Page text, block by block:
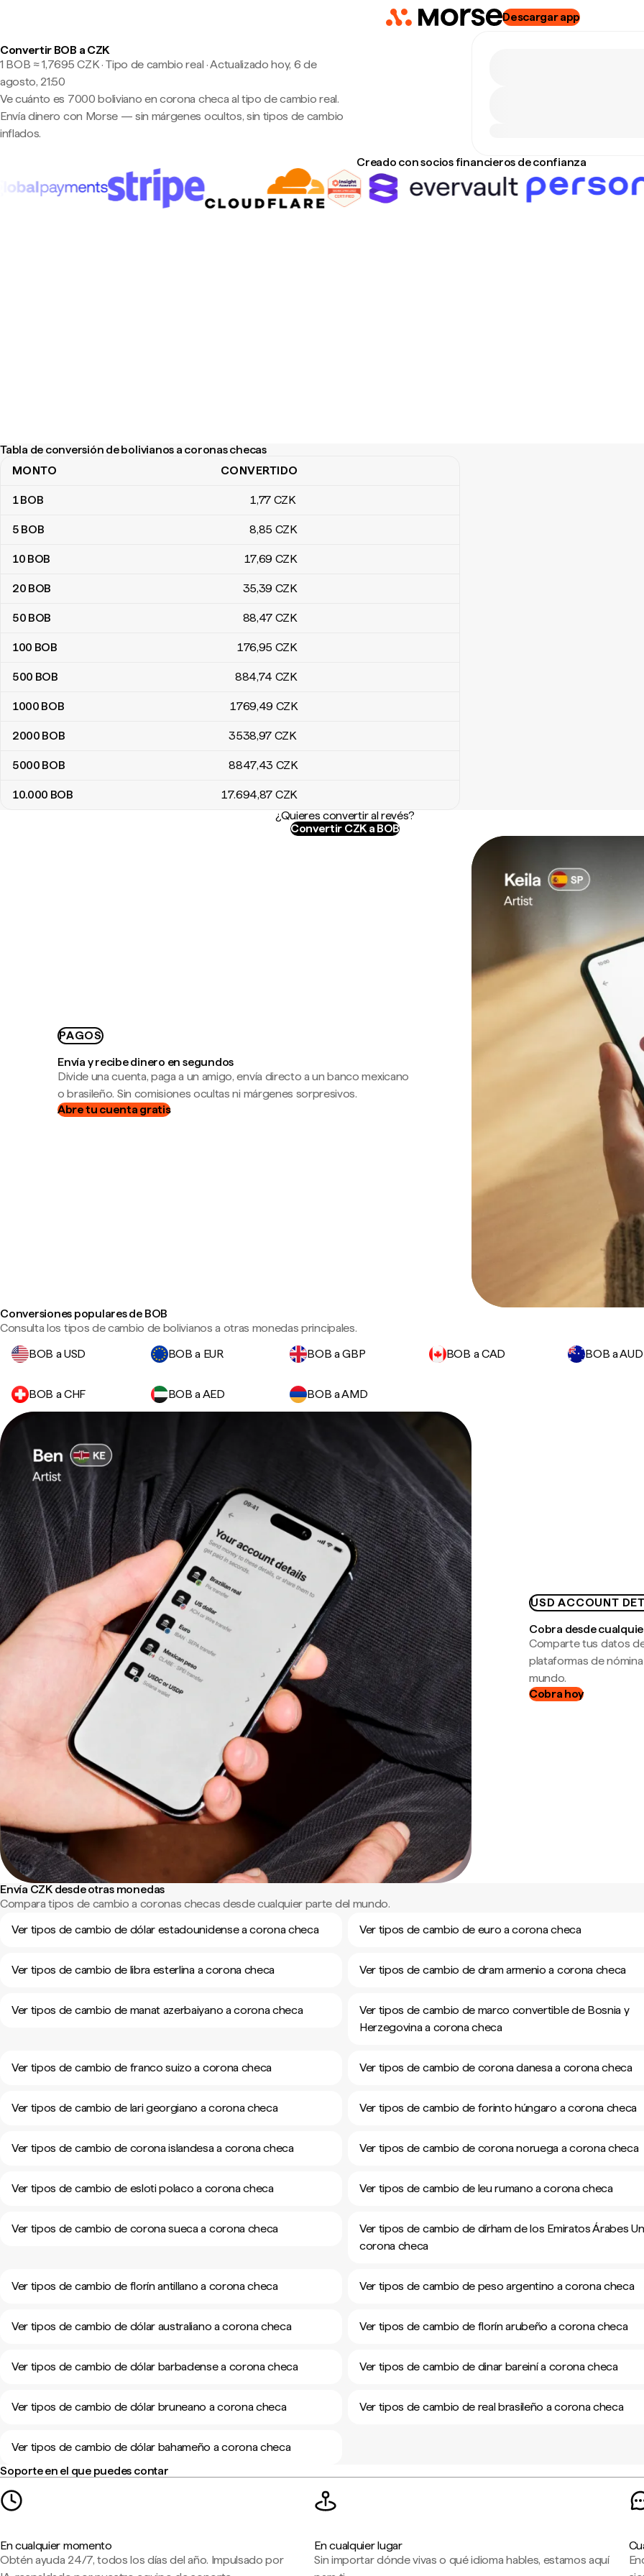
Descargar app
Convertir BOB a CZK
1 BOB ≈ 1,7695 CZK · Tipo de cambio real ·Actualizado hoy, 6 de
agosto, 21:50
Ve cuánto es 7000 boliviano en corona checa al tipo de cambio real.
Envía dinero con Morse — sin márgenes ocultos, sin tipos de cambio
inflados.
Creado con socios financieros de confianza
Tabla de conversión de bolivianos a coronas checas
Tabla de conversión de bolivianos a coronas checas
MONTO CONVERTIDO
1BOB 1,77 CZK
5 BOB 8,85 CZK
10 BOB 17,69 CZK
20 BOB 35,39 CZK
50 BOB 88,47 CZK
100 BOB 176,95 CZK
500 BOB 884,74 CZK
1000 BOB 1769,49 CZK
2000 BOB 3538,97 CZK
5000 BOB 8847,43 CZK
10.000 BOB 17.694,87 CZK
¿Quieres convertir al revés?
Convertir CZK a BOB
PAGOS
Envía y recibe dinero en segundos
Divide una cuenta, paga a un amigo, envía directo a un banco mexicano
o brasileño. Sin comisiones ocultas ni márgenes sorpresivos.
Abre tu cuenta gratis
Conversiones populares de BOB
Consulta los tipos de cambio de bolivianos a otras monedas principales.
BOB a USD
BOB a EUR BOB a GBP BOB a CAD BOB a AUD
BOB a CHF BOB a AED BOB a AMD
USD ACCOUNT
Cobra desde
Comparte tus datos
plataformas de
mundo.
Cobra hoy
Envía CZK desde otras monedas
Compara tipos de cambio a coronas checas desde cualquier parte del mundo.
Ver tipos de cambio de dólar estadounidense a corona checa
Ver tipos de cambio de euro a corona checa
Ver tipos de cambio de libra esterlina a corona checa Ver tipos de cambio de dram armenio a corona checa
Ver tipos de cambio de manat azerbaiyano a corona checa
Ver tipos de cambio de marco convertible de Bosnia y
Herzegovina a corona checa
Ver tipos de cambio de franco suizo a corona checa Ver tipos de cambio de corona danesa a corona checa
Ver tipos de cambio de lari georgiano a corona checa Ver tipos de cambio de forinto húngaro a corona checa
Ver tipos de cambio de corona islandesa a corona checa Ver tipos de cambio de corona noruega a corona checa
Ver tipos de cambio de esloti polaco a corona checa Ver tipos de cambio de leu rumano a corona checa
Ver tipos de cambio de corona sueca a corona checa
Ver tipos de cambio de dírham de los Emiratos Árabes
corona checa
Ver tipos de cambio de florín antillano a corona checa Ver tipos de cambio de peso argentino a corona checa
Ver tipos de cambio de dólar australiano a corona checa Ver tipos de cambio de florín arubeño a corona checa
Ver tipos de cambio de dólar barbadense a corona checa Ver tipos de cambio de dinar bareiní a corona checa
Ver tipos de cambio de dólar bruneano a corona checa Ver tipos de cambio de real brasileño a corona checa
Ver tipos de cambio de dólar bahameño a corona checa
Soporte en el que puedes contar
En cualquier momento
Obtén ayuda 24/7, todos los días del año. Impulsado por
En cualquier lugar
Sin importar dónde vivas o qué idioma hables, estamos aquí